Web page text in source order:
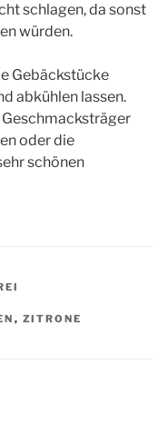
schlagen, da sonst
würden.
Gebäckstücke
abkühlen lassen.
oder die
schönen
, ZITRONE